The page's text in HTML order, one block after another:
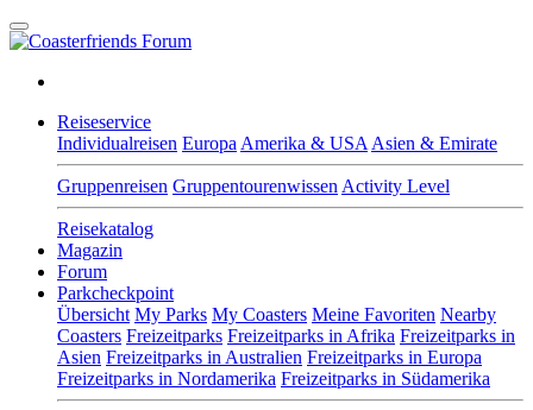
Reiseservice
Individualreisen Europa Amerika & USA Asien & Emirate
Gruppenreisen Gruppentourenwissen Activity Level
Reisekatalog
Magazin
Forum
Parkcheckpoint
Übersicht My Parks My Coasters Meine Favoriten Nearby
Coasters Freizeitparks Freizeitparks in Afrika Freizeitparks in
Asien Freizeitparks in Australien Freizeitparks in Europa
Freizeitparks in Nordamerika Freizeitparks in Südamerika